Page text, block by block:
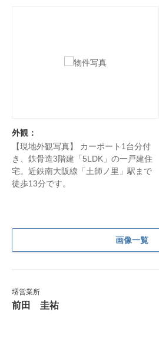
外観：
【現地外観写真】 カーポート1台分付
き、鉄骨造3階建「5LDK」の一戸建住
宅。近鉄南大阪線「土師ノ里」駅まで
徒歩13分です。
画像一覧
堺営業所
前田 圭祐